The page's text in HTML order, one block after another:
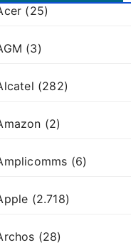
(25)
(3)
(282)
(2)
(6)
(2.718)
(28)